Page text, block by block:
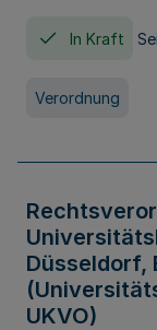
In Kraft
Verordnung
Düsseldorf,
UKVO)